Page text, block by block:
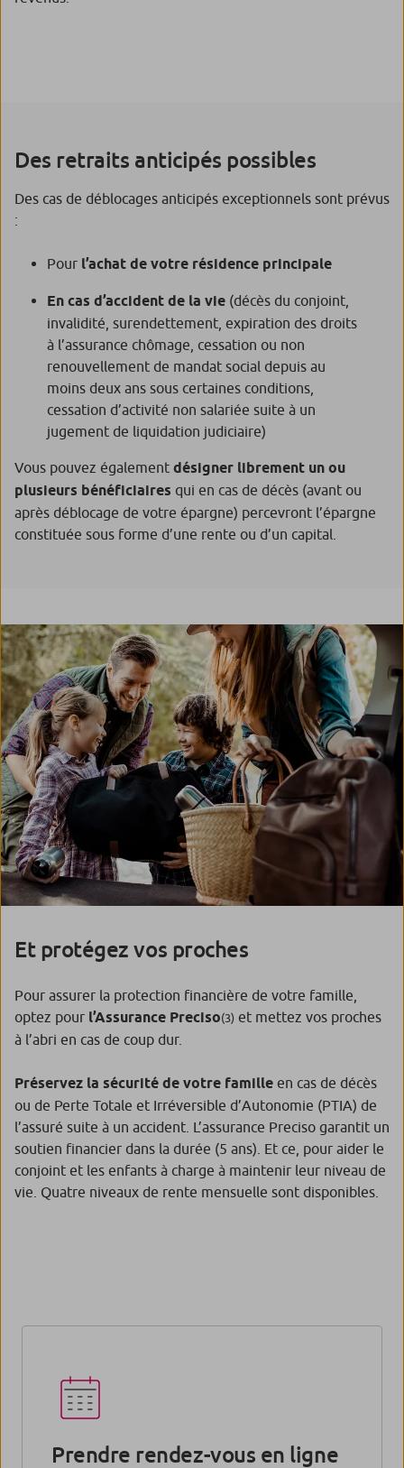
Des retraits anticipés possibles
Des cas de déblocages anticipés exceptionnels sont prévus
:
Pour l’achat de votre résidence principale
En cas d’accident de la vie (décès du conjoint,
invalidité, surendettement, expiration des droits
à l’assurance chômage, cessation ou non
renouvellement de mandat social depuis au
moins deux ans sous certaines conditions,
cessation d’activité non salariée suite à un
jugement de liquidation judiciaire)
Vous pouvez également désigner librement un ou
plusieurs bénéficiaires qui en cas de décès (avant ou
après déblocage de votre épargne) percevront l’épargne
constituée sous forme d’une rente ou d’un capital.
Et protégez vos proches
Pour assurer la protection financière de votre famille,
optez pour l’Assurance Preciso(3) et mettez vos proches
à l’abri en cas de coup dur.
Préservez la sécurité de votre famille en cas de décès
ou de Perte Totale et Irréversible d’Autonomie (PTIA) de
l’assuré suite à un accident. L’assurance Preciso garantit un
soutien financier dans la durée (5 ans). Et ce, pour aider le
conjoint et les enfants à charge à maintenir leur niveau de
vie. Quatre niveaux de rente mensuelle sont disponibles.
Prendre rendez-vous en ligne